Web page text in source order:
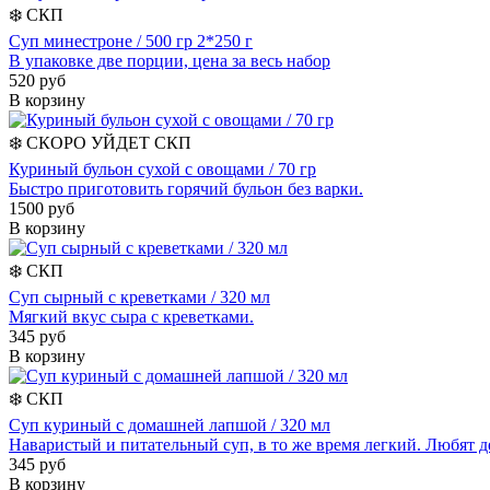
❄️ СКП
Суп минестроне / 500 гр 2*250 г
В упаковке две порции, цена за весь набор
520 руб
В корзину
❄️ СКОРО УЙДЕТ СКП
Куриный бульон сухой с овощами / 70 гр
Быстро приготовить горячий бульон без варки.
1500 руб
В корзину
❄️ СКП
Суп сырный с креветками / 320 мл
Мягкий вкус сыра с креветками.
345 руб
В корзину
❄️ СКП
Суп куриный с домашней лапшой / 320 мл
Наваристый и питательный суп, в то же время легкий. Любят
345 руб
В корзину